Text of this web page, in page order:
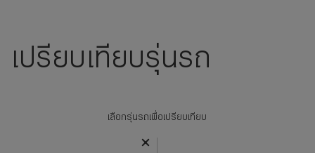
เปรียบเทียบรุ่นรถ
เลือกรุ่นรถเพื่อเปรียบเทียบ